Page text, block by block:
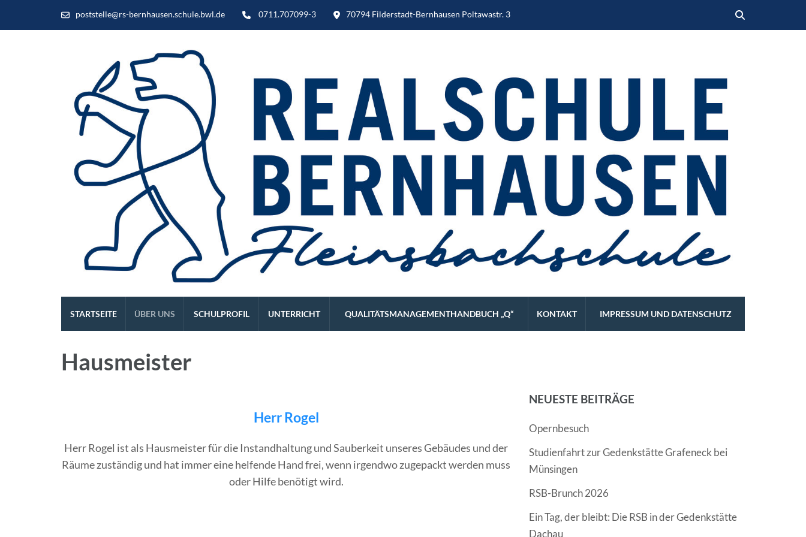
poststelle@rs-bernhausen.schule.bwl.de 0711.707099-3 70794 Filderstadt-Bernhausen Poltawastr. 3
Die REALSCHULE. Eine leistungsstarke Schulart.
STARTSEITE ÜBER UNS SCHULPROFIL UNTERRICHT QUALITÄTSMANAGEMENTHANDBUCH „Q“ KONTAKT IMPRESSUM UND DATENSCHUTZ
Hausmeister
Herr Rogel
Herr Rogel ist als Hausmeister für die Instandhaltung und Sauberkeit unseres Gebäudes und der
Räume zuständig und hat immer eine helfende Hand frei, wenn irgendwo zugepackt werden muss
oder Hilfe benötigt wird.
NEUESTE BEITRÄGE
Opernbesuch
Studienfahrt zur Gedenkstätte Grafeneck bei
Münsingen
RSB-Brunch 2026
Ein Tag, der bleibt: Die RSB in der Gedenkstätte
Dachau